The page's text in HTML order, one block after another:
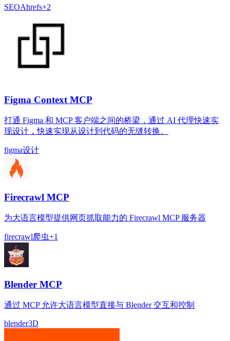
SEOAhrefs+2
Figma Context MCP
打通 Figma 和 MCP 客户端之间的桥梁，通过 AI 代理快速实
现设计，快速实现从设计到代码的无缝转换。
figma设计
Firecrawl MCP
为大语言模型提供网页抓取能力的 Firecrawl MCP 服务器
firecrawl爬虫+1
Blender MCP
通过 MCP 允许大语言模型直接与 Blender 交互和控制
blender3D